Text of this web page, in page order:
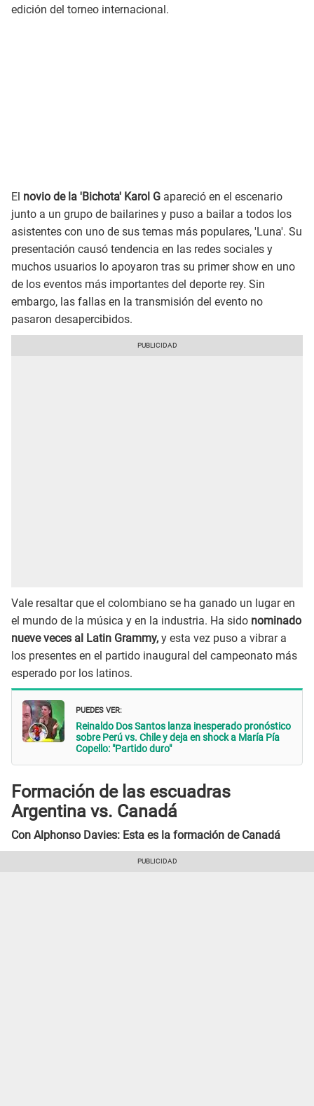
edición del torneo internacional.
El novio de la 'Bichota' Karol G apareció en el escenario
junto a un grupo de bailarines y puso a bailar a todos los
asistentes con uno de sus temas más populares, 'Luna'. Su
presentación causó tendencia en las redes sociales y
muchos usuarios lo apoyaron tras su primer show en uno
de los eventos más importantes del deporte rey. Sin
embargo, las fallas en la transmisión del evento no
pasaron desapercibidos.
Vale resaltar que el colombiano se ha ganado un lugar en
el mundo de la música y en la industria. Ha sido nominado
nueve veces al Latin Grammy, y esta vez puso a vibrar a
los presentes en el partido inaugural del campeonato más
esperado por los latinos.
PUEDES VER:
Reinaldo Dos Santos lanza inesperado pronóstico
sobre Perú vs. Chile y deja en shock a María Pía
Copello: "Partido duro"
Formación de las escuadras
Argentina vs. Canadá
Con Alphonso Davies: Esta es la formación de Canadá